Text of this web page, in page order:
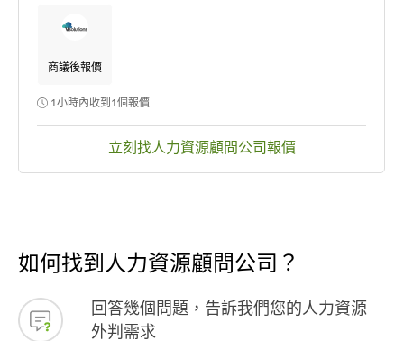
置研发团队的可行性和方式。
商議後報價
1小時內收到1個報價
立刻找人力資源顧問公司報價
如何找到人力資源顧問公司？
回答幾個問題，告訴我們您的人力資源
外判需求